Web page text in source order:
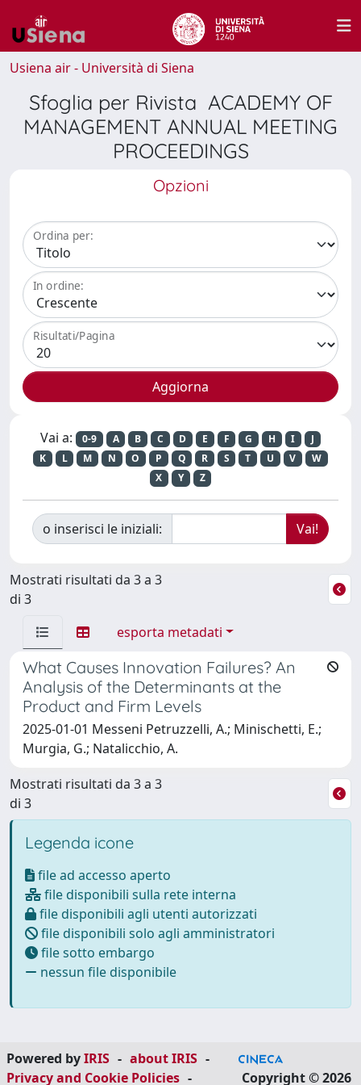
Usiena air - Università di Siena
Sfoglia per Rivista ACADEMY OF
MANAGEMENT ANNUAL MEETING
PROCEEDINGS
Opzioni
Ordina per:
In ordine:
Risultati/Pagina
Vai a: 0-9 A B C D E F G H I
J
K
L M N O P Q R S T U V
W
X
Y Z
o inserisci le iniziali:
Mostrati risultati da 3 a 3
di 3
esporta metadati
What Causes Innovation Failures? An
Analysis of the Determinants at the
Product and Firm Levels
2025-01-01 Messeni Petruzzelli, A.; Minischetti, E.;
Murgia, G.; Natalicchio, A.
Mostrati risultati da 3 a 3
di 3
Legenda icone
file ad accesso aperto
file disponibili sulla rete interna
file disponibili agli utenti autorizzati
file disponibili solo agli amministratori
file sotto embargo
nessun file disponibile
Powered byIRIS - about IRIS -
Privacy and Cookie Policies - Copyright © 2026